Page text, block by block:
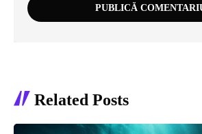
Related Posts